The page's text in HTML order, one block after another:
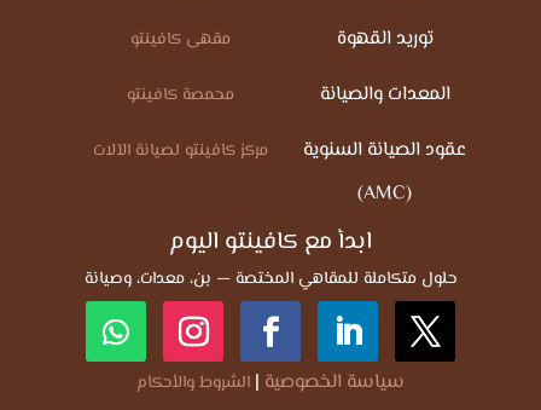
توريد القهوة
المعدات والصيانة
عقود الصيانة السنوية
(AMC)
مقهى كافينتو
محمصة كافينتو
مركز كافينتو لصيانة الآلات
ابدأ مع كافينتو اليوم
حلول متكاملة للمقاهي المختصة — بن، معدات، وصيانة
سياسة الخصوصية | الشروط والأحكام